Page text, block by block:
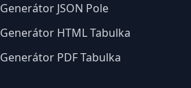
Generátor JSON Pole
Generátor HTML Tabulka
Generátor PDF Tabulka